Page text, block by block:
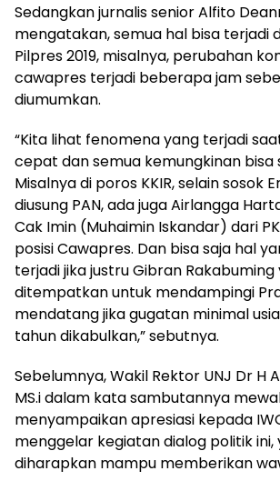
Sedangkan jurnalis senior Alfito
mengatakan, semua hal bisa terjadi
Pilpres 2019, misalnya, perubahan
cawapres terjadi beberapa jam
diumumkan.
“Kita lihat fenomena yang terjadi
cepat dan semua kemungkinan bisa
Misalnya di poros KKIR, selain sosok
diusung PAN, ada juga Airlangga
Cak Imin (Muhaimin Iskandar) dari
posisi Cawapres. Dan bisa saja hal
terjadi jika justru Gibran Rakabuming
ditempatkan untuk mendampingi
mendatang jika gugatan minimal
tahun dikabulkan,” sebutnya.
Sebelumnya, Wakil Rektor UNJ Dr H
MS.i dalam kata sambutannya
menyampaikan apresiasi kepada
menggelar kegiatan dialog politik ini,
diharapkan mampu memberikan